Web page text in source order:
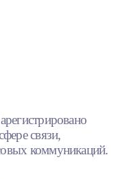
связи,
коммуникаций.